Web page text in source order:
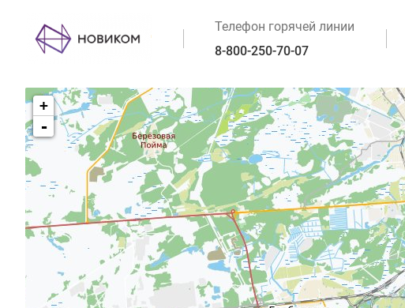
Телефон горячей линии
8-800-250-70-07
+
-